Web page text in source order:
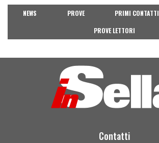
NEWS PROVE PRIMI CONTATTI
PROVE LETTORI
Contatti